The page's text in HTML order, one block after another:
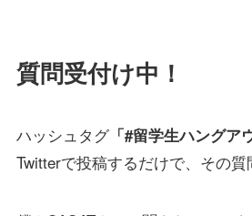
質問受付け中！
ハッシュタグ「#留学生ハングア
Twitterで投稿するだけで、その質